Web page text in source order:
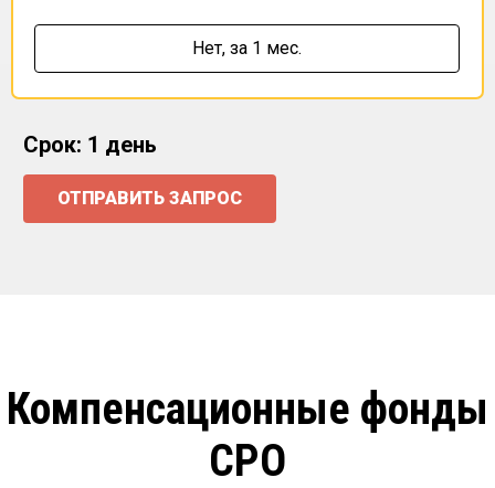
Нет, за 1 мес.
Срок: 1 день
ОТПРАВИТЬ ЗАПРОС
Компенсационные фонды
СРО